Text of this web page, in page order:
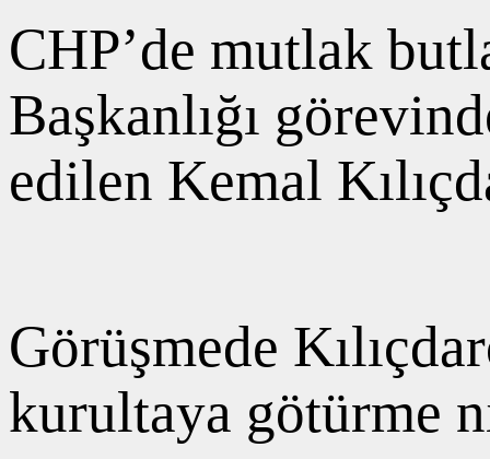
CHP’de mutlak
Başkanlığı
edilen Kemal
Görüşmede
kurultaya götürme